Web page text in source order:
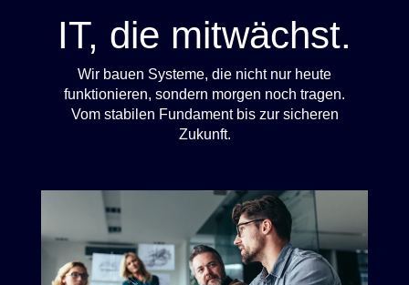
IT, die mitwächst.
Wir bauen Systeme, die nicht nur heute
funktionieren, sondern morgen noch tragen.
Vom stabilen Fundament bis zur sicheren
Zukunft.